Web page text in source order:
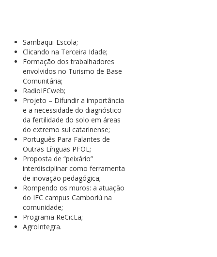
Sambaqui-Escola;
Clicando na Terceira Idade;
Formação dos trabalhadores
envolvidos no Turismo de Base
Comunitária;
RadioIFCweb;
Projeto – Difundir a importância
e a necessidade do diagnóstico
da fertilidade do solo em áreas
do extremo sul catarinense;
Português Para Falantes de
Outras Línguas PFOL;
Proposta de “peixário”
interdisciplinar como ferramenta
de inovação pedagógica;
Rompendo os muros: a atuação
do IFC campus Camboriú na
comunidade;
Programa ReCicLa;
AgroIntegra.